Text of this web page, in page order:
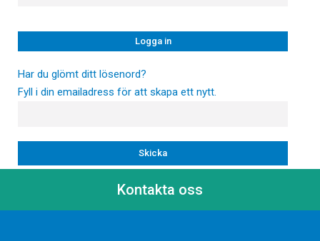
Har du glömt ditt lösenord?
Fyll i din emailadress för att skapa ett nytt.
Kontakta oss